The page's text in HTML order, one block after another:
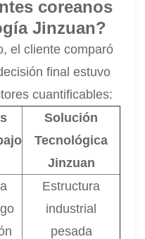
coreanos
Jinzuan?
el cliente comparó
final estuvo
cuantificables:
Solución
Tecnológica
Jinzuan
Estructura
industrial
pesada